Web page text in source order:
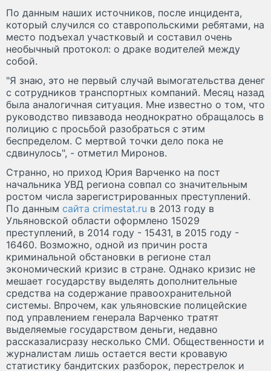
По данным наших источников, после инцидента,
который случился со ставропольскими ребятами, на
место подъехал участковый и составил очень
необычный протокол: о драке водителей между
собой.
"Я знаю, это не первый случай вымогательства денег
с сотрудников транспортных компаний. Месяц назад
была аналогичная ситуация. Мне известно о том, что
руководство пивзавода неоднократно обращалось в
полицию с просьбой разобраться с этим
беспределом. С мертвой точки дело пока не
сдвинулось", - отметил Миронов.
Странно, но приход Юрия Варченко на пост
начальника УВД региона совпал со значительным
ростом числа зарегистрированных преступлений.
По данным сайта crimestat.ru в 2013 году в
Ульяновской области оформлено 15029
преступлений, в 2014 году - 15431, в 2015 году -
16460. Возможно, одной из причин роста
криминальной обстановки в регионе стал
экономический кризис в стране. Однако кризис не
мешает государству выделять дополнительные
средства на содержание правоохранительной
системы. Впрочем, как ульяновские полицейские
под управлением генерала Варченко тратят
выделяемые государством деньги, недавно
рассказалисразу несколько СМИ. Общественности и
журналистам лишь остается вести кровавую
статистику бандитских разборок, перестрелок и